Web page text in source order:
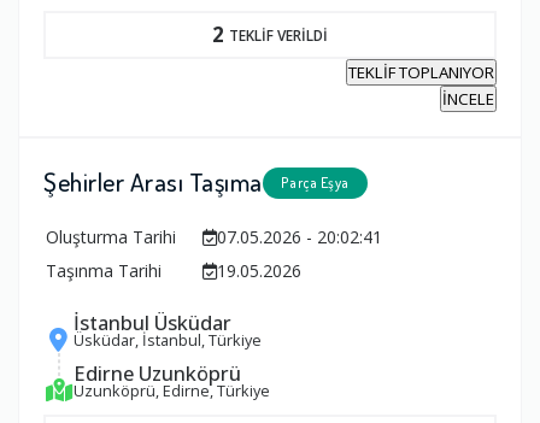
2 TEKLİF VERİLDİ
TEKLİF TOPLANIYOR
İNCELE
Şehirler Arası Taşıma Parça Eşya
Oluşturma Tarihi
07.05.2026 - 20:02:41
Taşınma Tarihi
19.05.2026
İstanbul Üsküdar
Üsküdar, İstanbul, Türkiye
Edirne Uzunköprü
Uzunköprü, Edirne, Türkiye